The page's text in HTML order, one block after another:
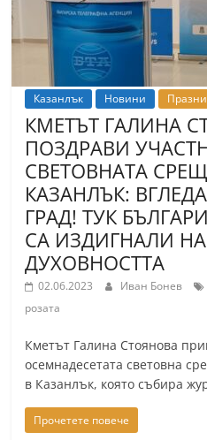
Казанлък Новини
КМЕТЪТ ГАЛИНА
ПОЗДРАВИ
СВЕТОВНАТА
КАЗАНЛЪК:
ГРАД! ТУК
СА ИЗДИГНАЛИ
ДУХОВНОСТТА
02.06.2023 Иван Бонев
розата
Кметът Галина Стоянова
осемнадесетата световна
в Казанлък, която събира
Прочетете повече